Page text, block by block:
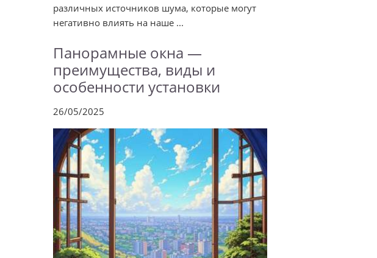
различных источников шума, которые могут
негативно влиять на наше ...
Панорамные окна —
преимущества, виды и
особенности установки
26/05/2025